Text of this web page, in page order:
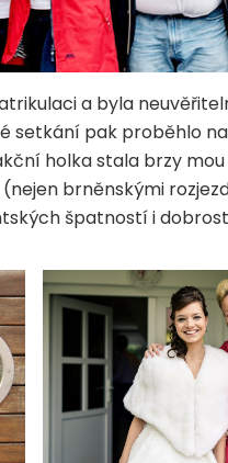
a byla
setkání pak proběhlo
holka stala brzy mou
(nejen brněnskými
špatností i